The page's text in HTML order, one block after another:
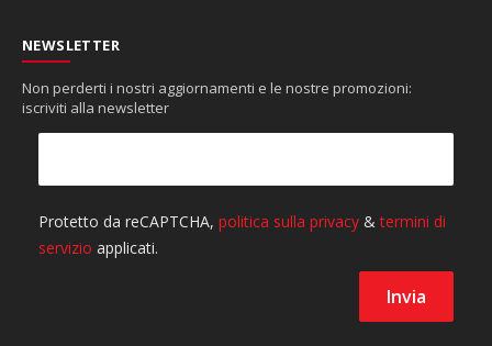
NEWSLETTER
Non perderti i nostri aggiornamenti e le nostre promozioni:
iscriviti alla newsletter